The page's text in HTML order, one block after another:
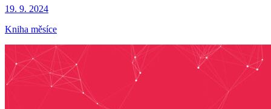
19. 9. 2024
Kniha měsíce